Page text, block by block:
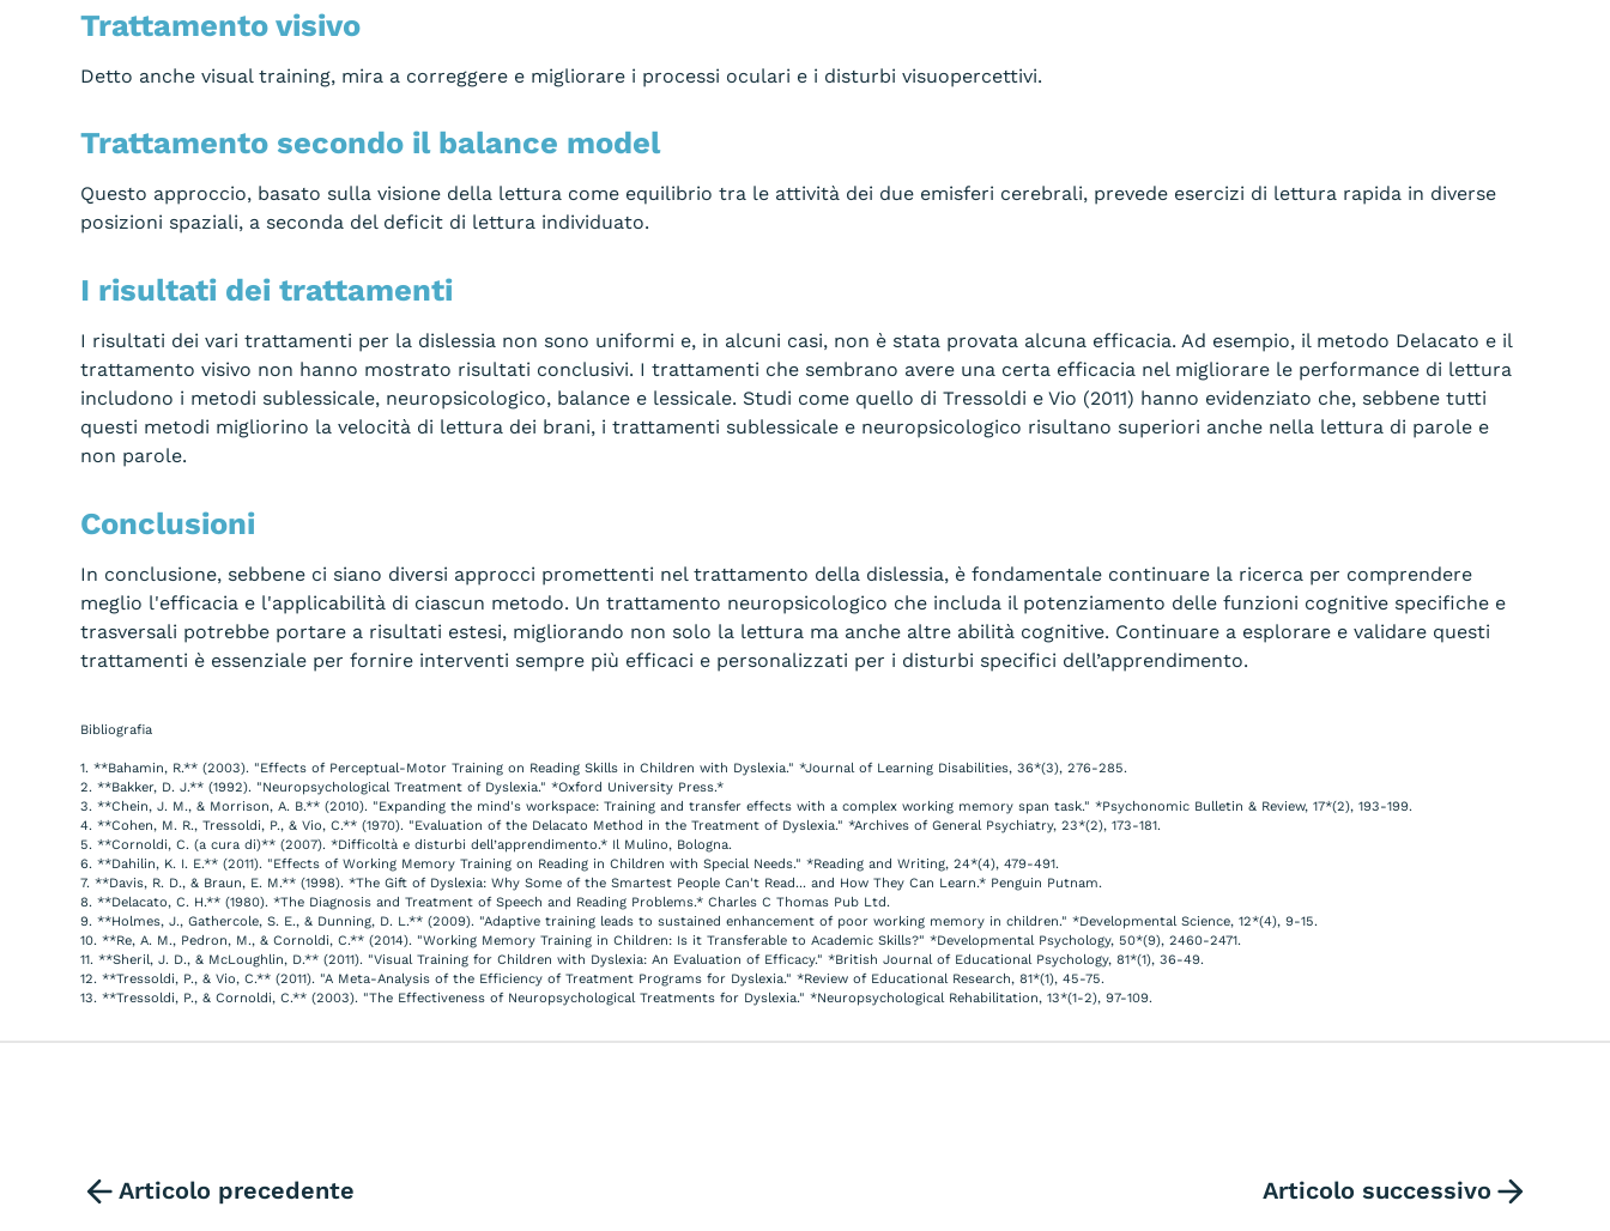
Trattamento visivo
Detto anche visual training, mira a correggere e migliorare i processi oculari e i disturbi visuopercettivi.
Trattamento secondo il balance model
Questo approccio, basato sulla visione della lettura come equilibrio tra le attività dei due emisferi cerebrali, prevede esercizi di lettura rapida in diverse
posizioni spaziali, a seconda del deficit di lettura individuato.
I risultati dei trattamenti
I risultati dei vari trattamenti per la dislessia non sono uniformi e, in alcuni casi, non è stata provata alcuna efficacia. Ad esempio, il metodo Delacato e il
trattamento visivo non hanno mostrato risultati conclusivi. I trattamenti che sembrano avere una certa efficacia nel migliorare le performance di lettura
includono i metodi sublessicale, neuropsicologico, balance e lessicale. Studi come quello di Tressoldi e Vio (2011) hanno evidenziato che, sebbene tutti
questi metodi migliorino la velocità di lettura dei brani, i trattamenti sublessicale e neuropsicologico risultano superiori anche nella lettura di parole e
non parole.
Conclusioni
In conclusione, sebbene ci siano diversi approcci promettenti nel trattamento della dislessia, è fondamentale continuare la ricerca per comprendere
meglio l'efficacia e l'applicabilità di ciascun metodo. Un trattamento neuropsicologico che includa il potenziamento delle funzioni cognitive specifiche e
trasversali potrebbe portare a risultati estesi, migliorando non solo la lettura ma anche altre abilità cognitive. Continuare a esplorare e validare questi
trattamenti è essenziale per fornire interventi sempre più efficaci e personalizzati per i disturbi specifici dell’apprendimento.
Bibliografia
1. **Bahamin, R.** (2003). "Effects of Perceptual-Motor Training on Reading Skills in Children with Dyslexia." *Journal of Learning Disabilities, 36*(3), 276-285.
2. **Bakker, D. J.** (1992). "Neuropsychological Treatment of Dyslexia." *Oxford University Press.*
3. **Chein, J. M., & Morrison, A. B.** (2010). "Expanding the mind's workspace: Training and transfer effects with a complex working memory span task." *Psychonomic Bulletin & Review, 17*(2), 193-199.
4. **Cohen, M. R., Tressoldi, P., & Vio, C.** (1970). "Evaluation of the Delacato Method in the Treatment of Dyslexia." *Archives of General Psychiatry, 23*(2), 173-181.
5. **Cornoldi, C. (a cura di)** (2007). *Difficoltà e disturbi dell’apprendimento.* Il Mulino, Bologna.
6. **Dahilin, K. I. E.** (2011). "Effects of Working Memory Training on Reading in Children with Special Needs." *Reading and Writing, 24*(4), 479-491.
7. **Davis, R. D., & Braun, E. M.** (1998). *The Gift of Dyslexia: Why Some of the Smartest People Can't Read... and How They Can Learn.* Penguin Putnam.
8. **Delacato, C. H.** (1980). *The Diagnosis and Treatment of Speech and Reading Problems.* Charles C Thomas Pub Ltd.
9. **Holmes, J., Gathercole, S. E., & Dunning, D. L.** (2009). "Adaptive training leads to sustained enhancement of poor working memory in children." *Developmental Science, 12*(4), 9-15.
10. **Re, A. M., Pedron, M., & Cornoldi, C.** (2014). "Working Memory Training in Children: Is it Transferable to Academic Skills?" *Developmental Psychology, 50*(9), 2460-2471.
11. **Sheril, J. D., & McLoughlin, D.** (2011). "Visual Training for Children with Dyslexia: An Evaluation of Efficacy." *British Journal of Educational Psychology, 81*(1), 36-49.
12. **Tressoldi, P., & Vio, C.** (2011). "A Meta-Analysis of the Efficiency of Treatment Programs for Dyslexia." *Review of Educational Research, 81*(1), 45-75.
13. **Tressoldi, P., & Cornoldi, C.** (2003). "The Effectiveness of Neuropsychological Treatments for Dyslexia." *Neuropsychological Rehabilitation, 13*(1-2), 97-109.
Articolo precedente Articolo successivo